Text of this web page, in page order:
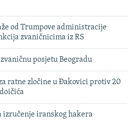
od Trumpove administracije
zvaničnicima iz RS
posjetu Beogradu
ratne zločine u Đakovici protiv 20
izručenje iranskog hakera